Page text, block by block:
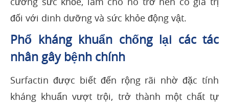
đối với dinh dưỡng và sức khỏe động vật.
Phổ kháng khuẩn chống lại các tác
nhân gây bệnh chính
Surfactin được biết đến rộng rãi nhờ đặc tính
kháng khuẩn vượt trội, trở thành một chất tự